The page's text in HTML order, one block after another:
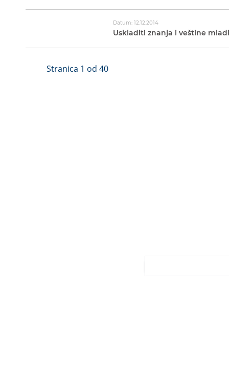
Datum: 12.12.2014
Uskladiti znanja i veštine
Stranica 1 od 40